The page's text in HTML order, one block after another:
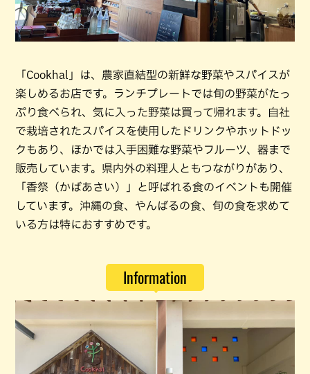
「Cookhal」は、農家直結型の新鮮な野菜やスパイスが
楽しめるお店です。ランチプレートでは旬の野菜がたっ
ぷり食べられ、気に入った野菜は買って帰れます。自社
で栽培されたスパイスを使用したドリンクやホットドッ
クもあり、ほかでは入手困難な野菜やフルーツ、器まで
販売しています。県内外の料理人ともつながりがあり、
「香祭（かばあさい）」と呼ばれる食のイベントも開催
しています。沖縄の食、やんばるの食、旬の食を求めて
いる方は特におすすめです。
Information